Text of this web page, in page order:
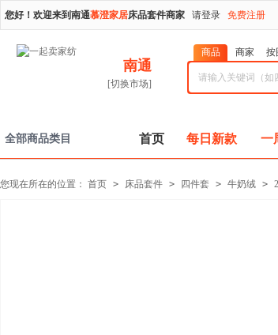
您好！欢迎来到南通慕澄家居床品套件商家 请登录 免费注册
南通
[切换市场]
商品 商家 按
全部商品类目 首页 每日新款 一
您现在所在的位置： 首页 > 床品套件 > 四件套 > 牛奶绒 >